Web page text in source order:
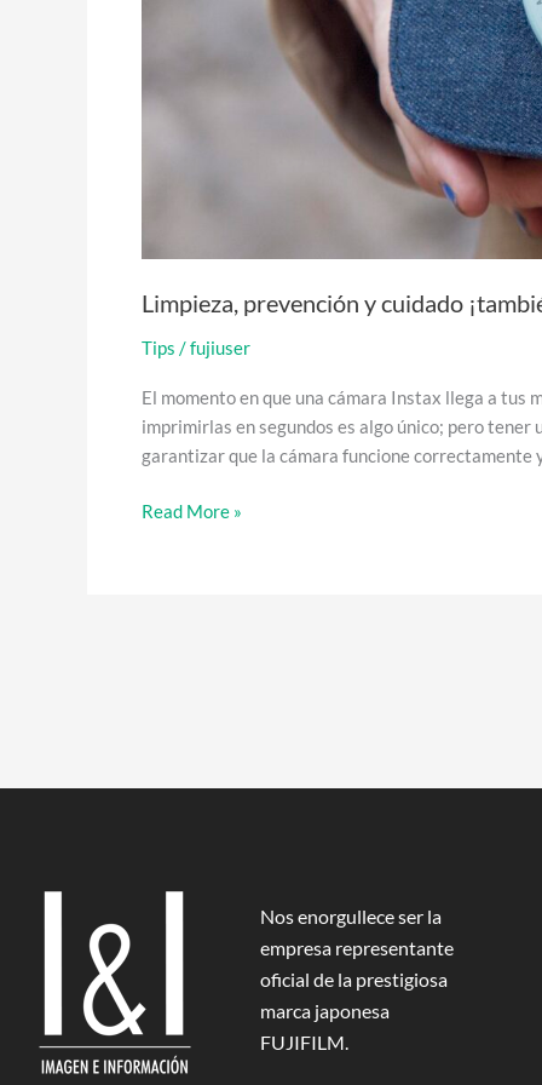
Limpieza, prevención y cuidado
Tips /fujiuser
El momento en que una cámara Instax llega a tus
imprimirlas en segundos es algo único; pero
garantizar que la cámara funcione correctamente
Read More »
Nos enorgullece ser la
empresa representante
oficial de la prestigiosa
marca japonesa
FUJIFILM.